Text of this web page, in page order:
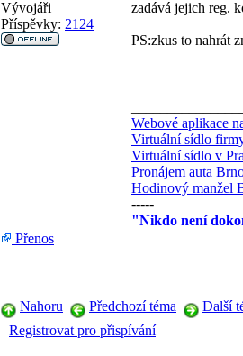
Vývojáři
Příspěvky: 2124
zadává jejich reg.
PS:zkus to nahrát
Webové aplikace
Virtuální sídlo
Virtuální sídlo v
Pronájem auta
Hodinový manžel
-----
"Nikdo není
Přenos
Nahoru Předchozí téma
Další
Registrovat pro přispívání